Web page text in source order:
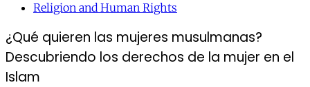
Religion and Human Rights
¿Qué quieren las mujeres musulmanas?
Descubriendo los derechos de la mujer en el
Islam